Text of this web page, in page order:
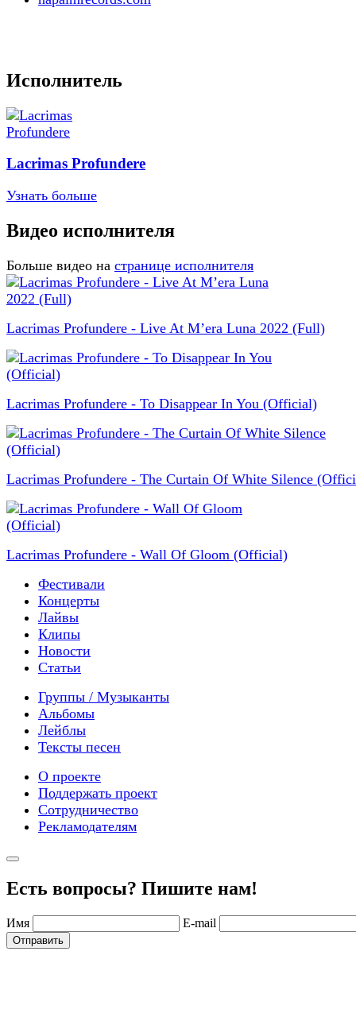
Исполнитель
Lacrimas Profundere
Узнать больше
Видео исполнителя
Больше видео на странице исполнителя
Lacrimas Profundere - Live At M’era Luna 2022 (Full)
Lacrimas Profundere - To Disappear In You (Official)
Lacrimas Profundere - The Curtain Of White Silence
Lacrimas Profundere - Wall Of Gloom (Official)
Фестивали
Концерты
Лайвы
Клипы
Новости
Статьи
Группы / Музыканты
Альбомы
Лейблы
Тексты песен
О проекте
Поддержать проект
Сотрудничество
Рекламодателям
Есть вопросы? Пишите нам!
Имя E-mail